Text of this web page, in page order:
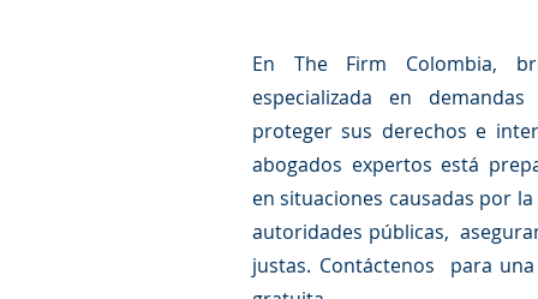
En The Firm Colombia,
especializada en
proteger sus derechos e
abogados expertos está
en situaciones causadas por
autoridades públicas,
justas. Contáctenos para